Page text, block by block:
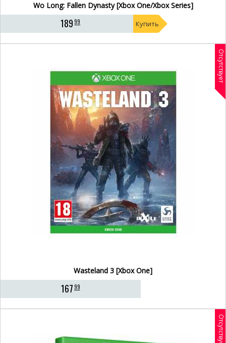
Wo Long: Fallen Dynasty [Xbox One/Xbox Series]
18999 Купить
Отсутствует
Wasteland 3 [Xbox One]
16799
Отсутствует